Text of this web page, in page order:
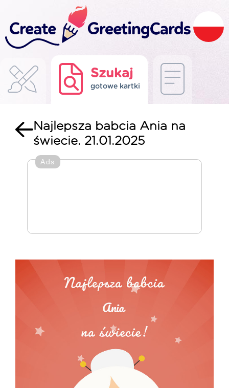
Szukaj
gotowe kartki
Najlepsza babcia Ania na
świecie. 21.01.2025
Ads